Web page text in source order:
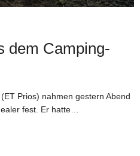
dem Camping-
Prios) nahmen gestern Abend
fest. Er hatte…